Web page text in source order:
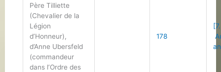
Père Tilliette
(Chevalier de la
Légion
d’Honneur),
d’Anne Ubersfeld
(commandeur
dans l’Ordre des
178